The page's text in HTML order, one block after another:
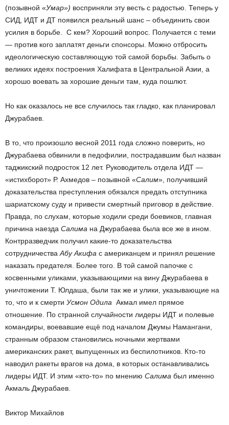
(позывной «Умар») восприняли эту весть с радостью. Теперь у
СИД, ИДТ и ДТ появился реальный шанс – объединить свои
усилия в борьбе. С кем? Хороший вопрос. Получается с теми
— против кого заплатят деньги спонсоры. Можно отбросить
идеологическую составляющую той самой борьбы. Забыть о
великих идеях построения Халифата в Центральной Азии, а
хорошо воевать за хорошие деньги там, куда пошлют.
Но как оказалось не все случилось так гладко, как планировал
Джурабаев.
В то, что произошло весной 2011 года сложно поверить, но
Джурабаева обвинили в педофилии, пострадавшим был назван
таджикский подросток 12 лет. Руководитель отдела ИДТ —
«истихборот» Р. Ахмедов – позывной «Салим», получивший
доказательства преступления обязался предать отступника
шариатскому суду и привести смертный приговор в действие.
Правда, по слухам, которые ходили среди боевиков, главная
причина наезда Салима на Джурабаева была все же в ином.
Контрразведчик получил какие-то доказательства
сотрудничества Абу Акифа с американцем и принял решение
наказать предателя. Более того. В той самой папочке с
косвенными уликами, указывающими на вину Джурабаева в
уничтожении Т. Юлдаша, были так же и улики, указывающие на
то, что и к смерти Усмон Одила Акмал имел прямое
отношение. По странной случайности лидеры ИДТ и полевые
командиры, воевавшие ещё под началом Джумы Намангани,
странным образом становились ночными жертвами
американских ракет, выпущенных из беспилотников. Кто-то
наводил ракеты врагов на дома, в которых останавливались
лидеры ИДТ. И этим «кто-то» по мнению Салима был именно
Акмаль Джурабаев.
Виктор Михайлов